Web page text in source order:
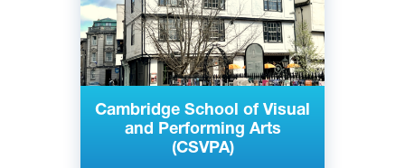
Cambridge School of Visual
and Performing Arts
(CSVPA)